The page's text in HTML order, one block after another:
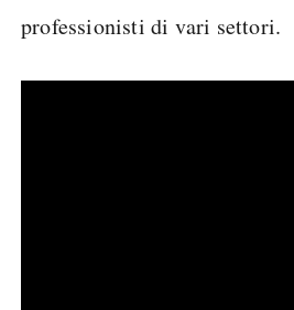
professionisti di vari settori.